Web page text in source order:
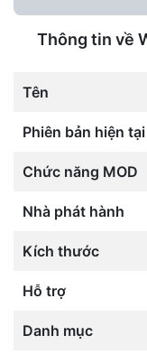
Thông tin về
Tên
Phiên bản hiện tại
Chức năng MOD
Nhà phát hành
Kích thước
Hỗ trợ
Danh mục